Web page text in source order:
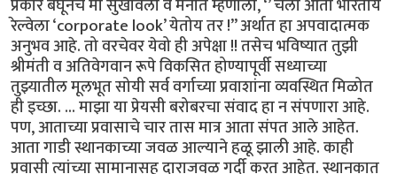
प्रकार बघूनच मी सुखावलो व मनात म्हणालो, ‘’ चला आता भारतीय
रेल्वेला ‘corporate look’ येतोय तर !” अर्थात हा अपवादात्मक
अनुभव आहे. तो वरचेवर येवो ही अपेक्षा !! तसेच भविष्यात तुझी
श्रीमंती व अतिवेगवान रूपे विकसित होण्यापूर्वी सध्याच्या
तुझ्यातील मूलभूत सोयी सर्व वर्गाच्या प्रवाशांना व्यवस्थित मिळोत
ही इच्छा. ... माझा या प्रेयसी बरोबरचा संवाद हा न संपणारा आहे.
पण, आताच्या प्रवासाचे चार तास मात्र आता संपत आले आहेत.
आता गाडी स्थानकाच्या जवळ आल्याने हळू झाली आहे. काही
प्रवासी त्यांच्या सामानासह दाराजवळ गर्दी करत आहेत. स्थानकात